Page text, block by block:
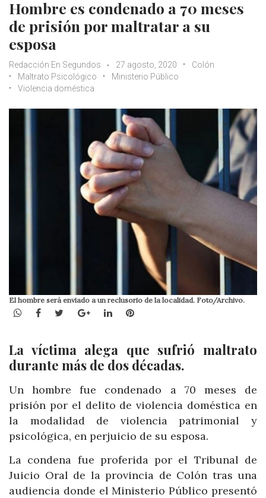
Hombre es condenado a 70 meses
de prisión por maltratar a su
esposa
Redacción En Segundos 27 agosto, 2020
Colón
Maltrato Psicológico
Ministerio Público
Violencia doméstica
El hombre será enviado a un reclusorio de la localidad. Foto/Archivo.
WhatsApp
Facebook
TwitterGoogle+LinkedInPinterest
La víctima alega que sufrió maltrato
durante más de dos décadas.
Un hombre fue condenado a 70 meses de
prisión por el delito de violencia doméstica en
la modalidad de violencia patrimonial y
psicológica, en perjuicio de su esposa.
La condena fue proferida por el Tribunal de
Juicio Oral de la provincia de Colón tras una
audiencia donde el Ministerio Público presentó